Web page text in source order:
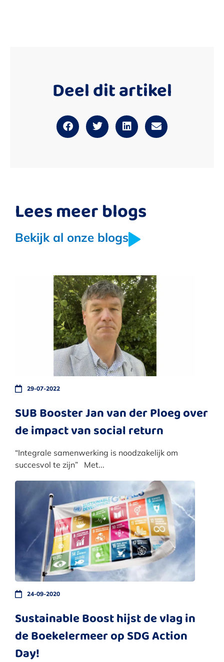
Deel dit artikel
Lees meer blogs
Bekijk al onze blogs
29-07-2022
SUB Booster Jan van der Ploeg over
de impact van social return
“Integrale samenwerking is noodzakelijk om
succesvol te zijn” Met...
24-09-2020
Sustainable Boost hijst de vlag in
de Boekelermeer op SDG Action
Day!